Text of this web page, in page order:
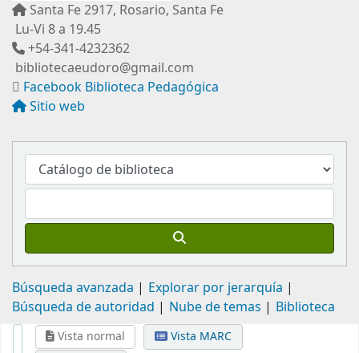
Santa Fe 2917, Rosario, Santa Fe
Lu-Vi 8 a 19.45
+54-341-4232362
bibliotecaeudoro@gmail.com
Facebook Biblioteca Pedagógica
Sitio web
Búsqueda avanzada
Explorar por jerarquía
Búsqueda de autoridad
Nube de temas Biblioteca
Vista normal
Vista MARC